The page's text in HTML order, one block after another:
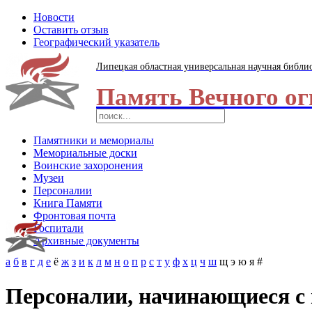
Новости
Оставить отзыв
Географический указатель
Липецкая областная универсальная научная
Память Вечного
Памятники и мемориалы
Мемориальные доски
Воинские захоронения
Музеи
Персоналии
Книга Памяти
Фронтовая почта
Госпитали
Архивные документы
а б в г д е ё ж з и к л м н о п р с т у ф х ц ч ш щ э ю я #
Персоналии, начинающиеся с